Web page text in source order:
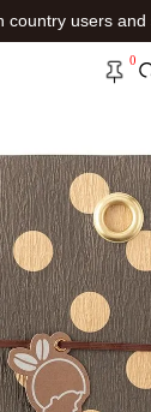
country users and
0